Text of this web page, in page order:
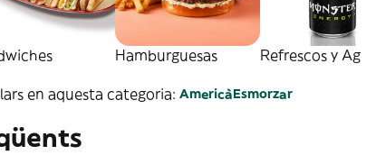
Hamburguesas Refrescos y Aguas
en aquesta categoria: AmericàEsmorzar